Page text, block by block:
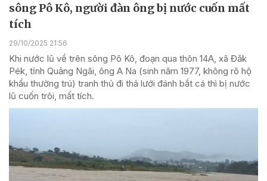
sông Pô Kô, người đàn ông bị nước cuốn mất
tích
29/10/2025 21:56
Khi nước lũ về trên sông Pô Kô, đoạn qua thôn 14A, xã Đăk
Pék, tỉnh Quảng Ngãi, ông A Na (sinh năm 1977, không rõ hộ
khẩu thường trú) tranh thủ đi thả lưới đánh bắt cá thì bị nước
lũ cuốn trôi, mất tích.